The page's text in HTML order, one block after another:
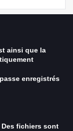
ainsi que la
enregistrés
Des fichiers sont